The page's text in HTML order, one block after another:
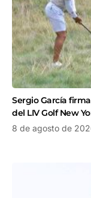
Sergio García
del LIV Golf New
8 de agosto de